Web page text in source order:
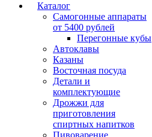
Каталог
Самогонные аппараты
от 5400 рублей
Перегонные кубы
Автоклавы
Казаны
Восточная посуда
Детали и
комплектующие
Дрожжи для
приготовления
спиртных напитков
Пивоварение